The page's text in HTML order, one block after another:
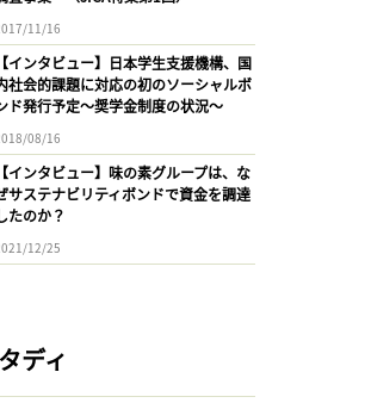
11/16
【インタビュー】日本学生支援機構、国
社会的課題に対応の初のソーシャルボ
ド発行予定〜奨学金制度の状況〜
08/16
【インタビュー】味の素グループは、な
サステナビリティボンドで資金を調達
たのか？
12/25
ディ